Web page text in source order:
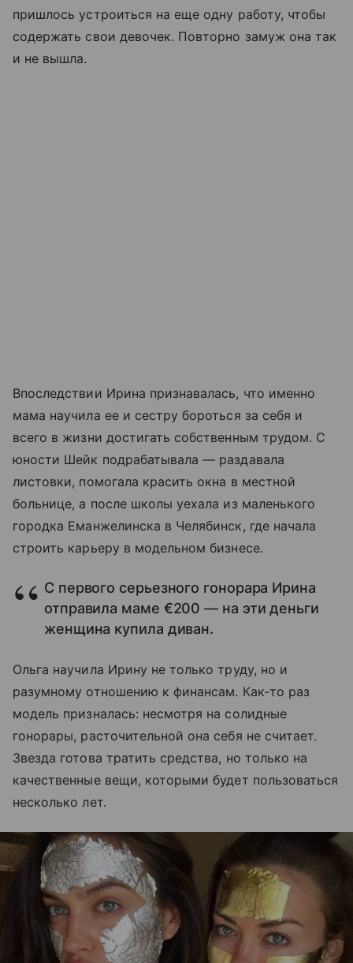
пришлось устроиться на еще одну работу, чтобы
содержать свои девочек. Повторно замуж она так
и не вышла.
Впоследствии Ирина признавалась, что именно
мама научила ее и сестру бороться за себя и
всего в жизни достигать собственным трудом. С
юности Шейк подрабатывала — раздавала
листовки, помогала красить окна в местной
больнице, а после школы уехала из маленького
городка Еманжелинска в Челябинск, где начала
строить карьеру в модельном бизнесе.
С первого серьезного гонорара Ирина
отправила маме €200 — на эти деньги
женщина купила диван.
Ольга научила Ирину не только труду, но и
разумному отношению к финансам. Как-то раз
модель призналась: несмотря на солидные
гонорары, расточительной она себя не считает.
Звезда готова тратить средства, но только на
качественные вещи, которыми будет пользоваться
несколько лет.